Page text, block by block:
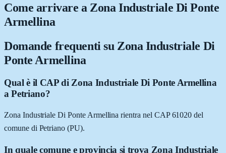
Come arrivare a Zona Industriale Di Ponte
Armellina
Domande frequenti su Zona Industriale Di
Ponte Armellina
Qual è il CAP di Zona Industriale Di Ponte Armellina
a Petriano?
Zona Industriale Di Ponte Armellina rientra nel CAP 61020 del
comune di Petriano (PU).
In quale comune e provincia si trova Zona Industriale